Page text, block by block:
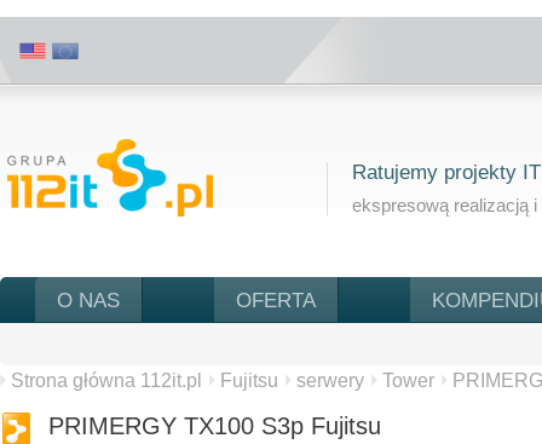
Ratujemy projekty IT
ekspresową realizacją i
O NAS OFERTA
Strona główna 112it.pl Fujitsu serwery Tower
PRIMERGY TX100 S3p Fujitsu